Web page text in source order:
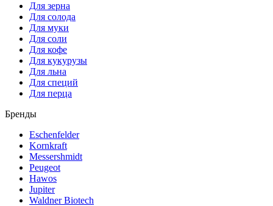
Для зерна
Для солода
Для муки
Для соли
Для кофе
Для кукурузы
Для льна
Для специй
Для перца
Бренды
Eschenfelder
Kornkraft
Messershmidt
Peugeot
Hawos
Jupiter
Waldner Biotech